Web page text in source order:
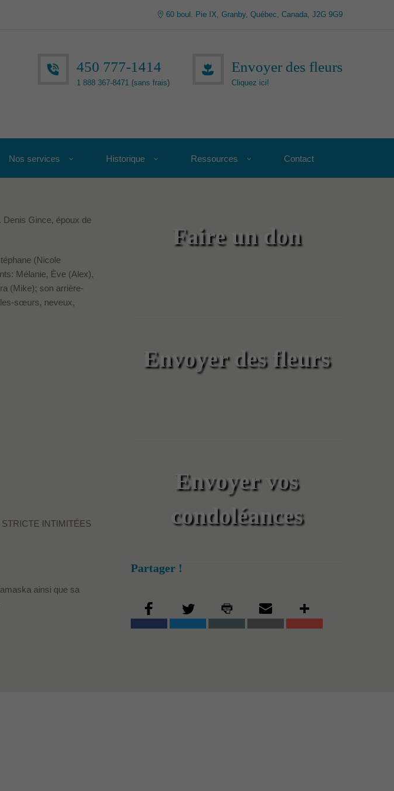
60 boul. Pie IX, Granby, Québec, Canada, J2G 9G9
450 777-1414
1 888 367-8471 (sans frais)
Envoyer des fleurs
Cliquez ici!
Nos services Historique Ressources Contact
Denis Gince, époux de
(Nicole
Mélanie, Ève (Alex),
(Mike); son arrière-
sœurs, neveux,
INTIMITÉES
ainsi que sa
Faire un don
Envoyer des fleurs
Envoyer vos
condoléances
Partager !